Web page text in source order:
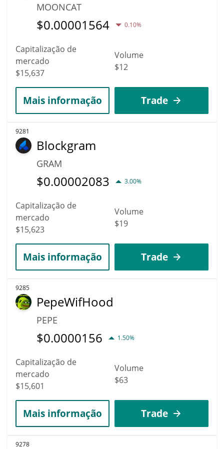
MOONCAT
$0.00001564 0.10%
Capitalização de
mercado
$15,637
Volume
$12
Mais informação Trade
9281
Blockgram
GRAM
$0.00002083 3.00%
Capitalização de
mercado
$15,623
Volume
$19
Mais informação Trade
9285
PepeWifHood
PEPE
$0.0000156 1.50%
Capitalização de
mercado
$15,601
Volume
$63
Mais informação Trade
9278